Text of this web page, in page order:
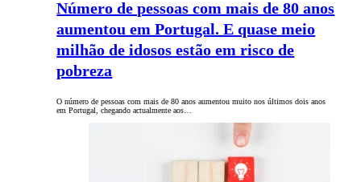
Número de pessoas com mais de 80 anos
aumentou em Portugal. E quase meio
milhão de idosos estão em risco de
pobreza
O número de pessoas com mais de 80 anos aumentou muito nos últimos dois anos
em Portugal, chegando actualmente aos…